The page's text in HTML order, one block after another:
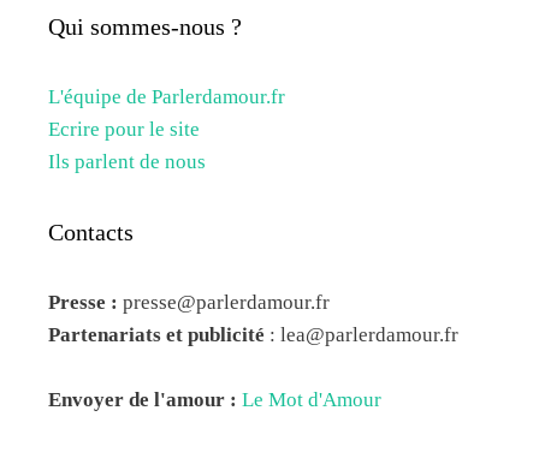
Qui sommes-nous ?
L'équipe de Parlerdamour.fr
Ecrire pour le site
Ils parlent de nous
Contacts
Presse : presse@parlerdamour.fr
Partenariats et publicité : lea@parlerdamour.fr
Envoyer de l'amour : Le Mot d'Amour